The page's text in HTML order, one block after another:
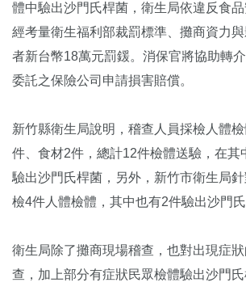
體中驗出沙門氏桿菌，衛生局依違反食品
經考量衛生福利部裁罰標準、攤商資力
者新台幣18萬元罰鍰。消保官將協助轉
委託之保險公司申請損害賠償。
新竹縣衛生局說明，稽查人員採檢人體
件、食材2件，總計12件檢體送驗，在其
驗出沙門氏桿菌，另外，新竹市衛生局
檢4件人體檢體，其中也有2件驗出沙門氏
衛生局除了攤商現場稽查，也對出現症
查，加上部分有症狀民眾檢體驗出沙門